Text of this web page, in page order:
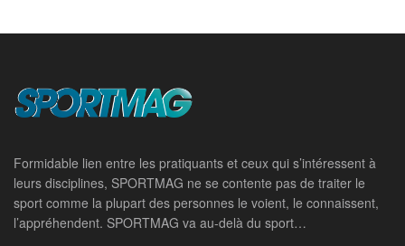
Formidable lien entre les pratiquants et ceux qui s’intéressent à
leurs disciplines, SPORTMAG ne se contente pas de traiter le
sport comme la plupart des personnes le voient, le connaissent,
l’appréhendent. SPORTMAG va au-delà du sport…